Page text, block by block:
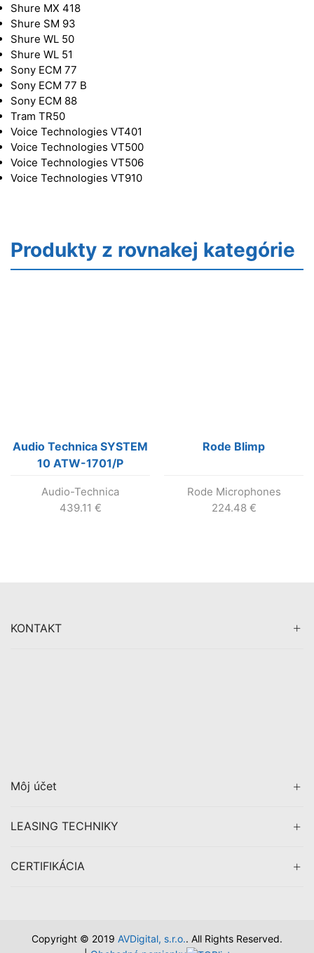
Shure MX 418
Shure SM 93
Shure WL 50
Shure WL 51
Sony ECM 77
Sony ECM 77 B
Sony ECM 88
Tram TR50
Voice Technologies VT401
Voice Technologies VT500
Voice Technologies VT506
Voice Technologies VT910
Produkty z rovnakej kategórie
Audio Technica SYSTEM
10 ATW-1701/P
Audio-Technica
439.11 €
Rode Blimp
Rode Microphones
224.48 €
KONTAKT
Môj účet
LEASING TECHNIKY
CERTIFIKÁCIA
Copyright © 2019 AVDigital, s.r.o.. All Rights Reserved.